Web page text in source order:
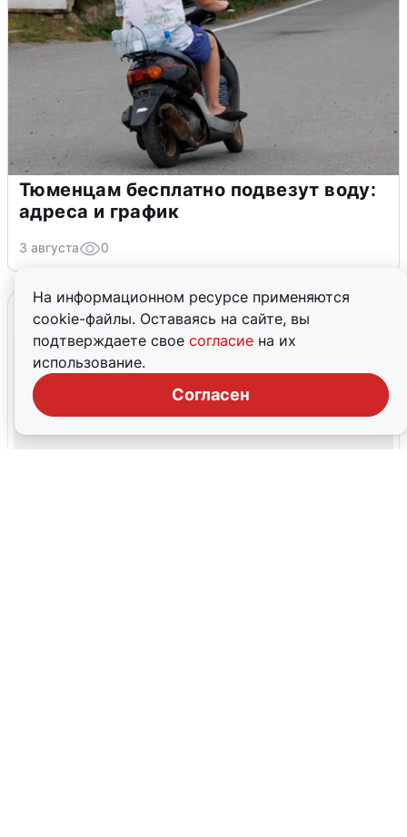
На информационном ресурсе применяются
cookie-файлы. Оставаясь на сайте, вы
подтверждаете свое согласие на их
использование.
Согласен
Тюменцам бесплатно подвезут воду:
адреса и график
3 августа 0